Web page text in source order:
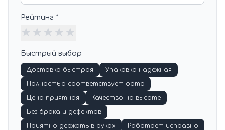
Рейтинг *
★ ★ ★ ★ ★
Быстрый выбор
Доставка быстрая
Упаковка надежная
Полностью соответствует фото
Цена приятная
Качество на высоте
Без брака и дефектов
Приятно держать в руках
Работает исправно